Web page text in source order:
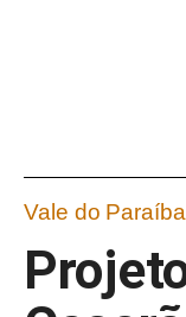
Vale do Paraíba